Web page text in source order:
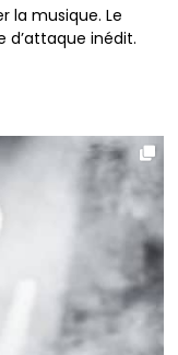
la musique. Le
d’attaque inédit.